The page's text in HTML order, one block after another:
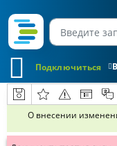
Подключиться
О внесении